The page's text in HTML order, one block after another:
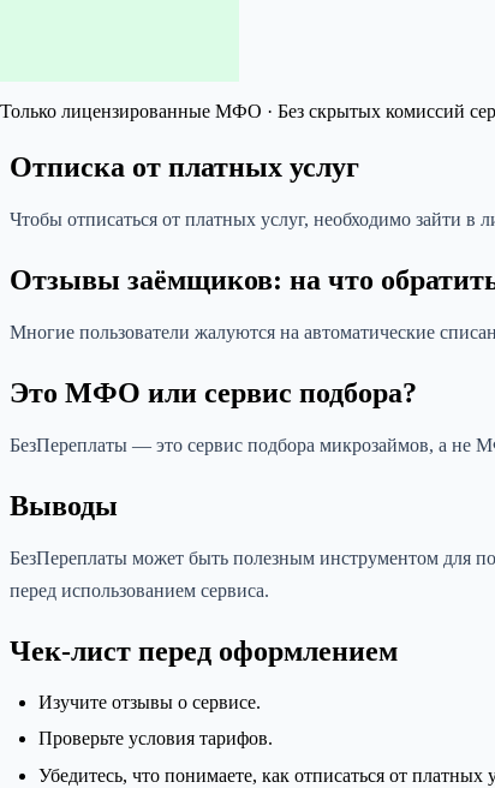
Только лицензированные МФО · Без скрытых комиссий
Отписка от платных услуг
Чтобы отписаться от платных услуг, необходимо зайти
Отзывы заёмщиков: на что
Многие пользователи жалуются на автоматические
Это МФО или сервис подбора?
БезПереплаты — это сервис подбора микрозаймов, а
Выводы
БезПереплаты может быть полезным инструментом для
перед использованием сервиса.
Чек-лист перед оформлением
Изучите отзывы о сервисе.
Проверьте условия тарифов.
Убедитесь, что понимаете, как отписаться от платных